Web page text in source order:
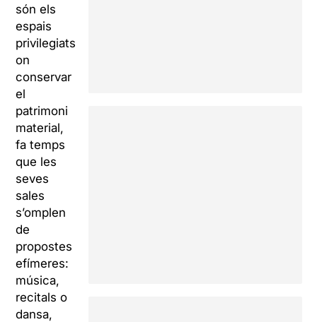
són els
espais
privilegiats
on
conservar
el
patrimoni
material,
fa temps
que les
seves
sales
s’omplen
de
propostes
efímeres:
música,
recitals o
dansa,